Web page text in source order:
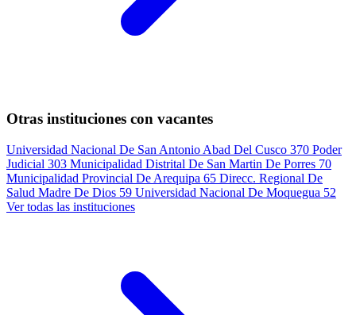
Otras instituciones con vacantes
Universidad Nacional De San Antonio Abad Del Cusco 370 Poder
Judicial 303 Municipalidad Distrital De San Martin De Porres 70
Municipalidad Provincial De Arequipa 65 Direcc. Regional De
Salud Madre De Dios 59 Universidad Nacional De Moquegua 52
Ver todas las instituciones